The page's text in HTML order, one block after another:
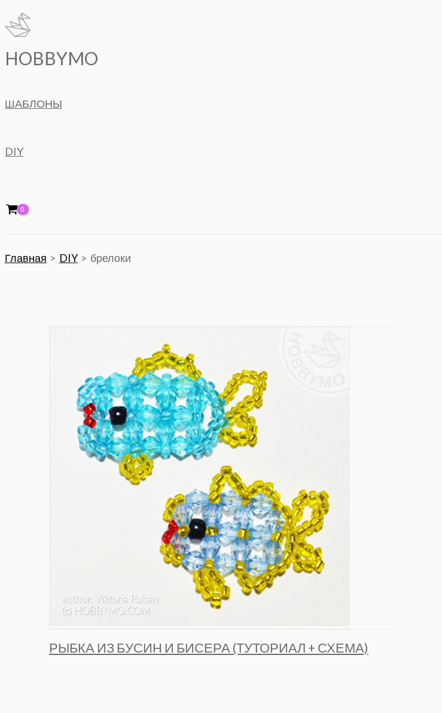
Перейти
к
содержимому
HOBBYMO
ШАБЛОНЫ
DIY
Главная DIY брелоки
РЫБКА ИЗ БУСИН И БИСЕРА (ТУТОРИАЛ + СХЕМА)